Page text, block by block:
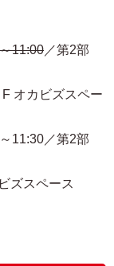
11:00 ／第2部
カビズスペー
／第2部
スペース